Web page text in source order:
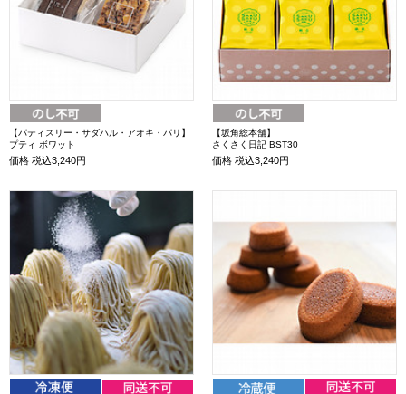
【パティスリー・サダハル・アオキ・パリ】
プティ ボワット
価格 税込3,240円
【坂角総本舗】
さくさく日記 BST30
価格 税込3,240円